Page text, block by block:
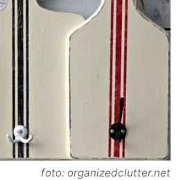
foto: organizedclutter.net